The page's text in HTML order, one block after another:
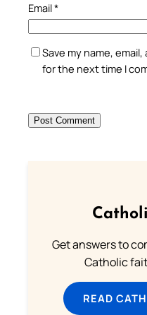
Email*
Save my name,
for the next time I
Get answers to
Catholic
READ